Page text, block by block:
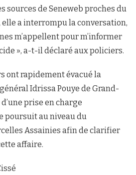
sources de Seneweb proches du
elle a interrompu la conversation,
m’appellent pour m’informer
», a-t-il déclaré aux policiers.
ont rapidement évacué la
Idrissa Pouye de Grand-
prise en charge
poursuit au niveau du
Assainies afin de clarifier
affaire.